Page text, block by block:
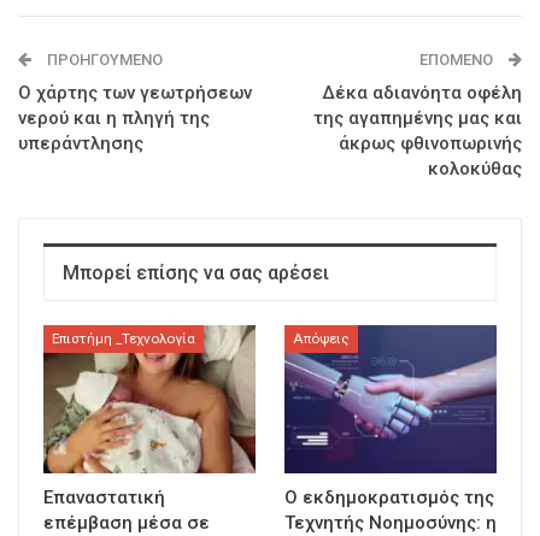
ΠΡΟΗΓΟΎΜΕΝΟ
Ο χάρτης των γεωτρήσεων
νερού και η πληγή της
υπεράντλησης
ΕΠΌΜΕΝΟ
Δέκα αδιανόητα οφέλη
της αγαπημένης μας και
άκρως φθινοπωρινής
κολοκύθας
Μπορεί επίσης να σας αρέσει
Επιστήμη _Τεχνολογία
Επαναστατική
επέμβαση μέσα σε
Απόψεις
Ο εκδημοκρατισμός της
Τεχνητής Νοημοσύνης: η